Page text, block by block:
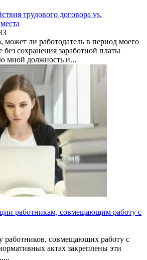
трудового договора vs.
может ли работодатель в период моего
без сохранения заработ­ной платы
мной должность и...
работникам, совмещающим работу с
работников, совмещающих работу с
актах закреплены эти